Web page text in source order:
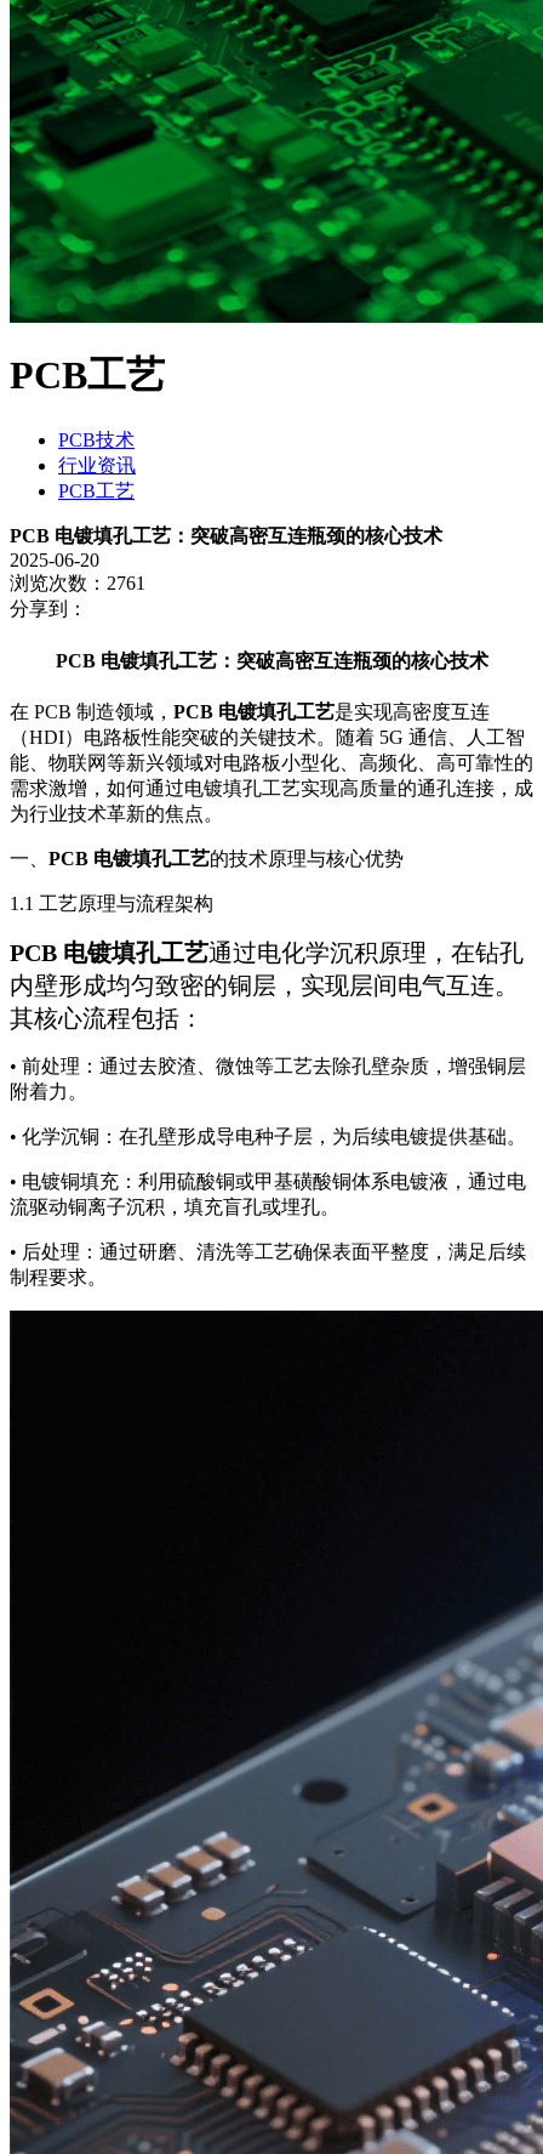
PCB工艺
PCB技术
行业资讯
PCB工艺
PCB 电镀填孔工艺：突破高密互连瓶颈的核心技术
2025-06-20
浏览次数：2761
分享到：
PCB 电镀填孔工艺：突破高密互连瓶颈的核心技术
在 PCB 制造领域， PCB 电镀填孔工艺是实现高密度互连
（HDI）电路板性能突破的关键技术。随着 5G 通信、人工智
能、物联网等新兴领域对电路板小型化、高频化、高可靠性的
需求激增，如何通过电镀填孔工艺实现高质量的通孔连接，成
为行业技术革新的焦点。
一、 PCB 电镀填孔工艺的技术原理与核心优势
1.1 工艺原理与流程架构
PCB 电镀填孔工艺通过电化学沉积原理，在钻孔
内壁形成均匀致密的铜层，实现层间电气互连。
其核心流程包括：
• 前处理：通过去胶渣、微蚀等工艺去除孔壁杂质，增强铜层
附着力。
• 化学沉铜：在孔壁形成导电种子层，为后续电镀提供基础。
• 电镀铜填充：利用硫酸铜或甲基磺酸铜体系电镀液，通过电
流驱动铜离子沉积，填充盲孔或埋孔。
• 后处理：通过研磨、清洗等工艺确保表面平整度，满足后续
制程要求。